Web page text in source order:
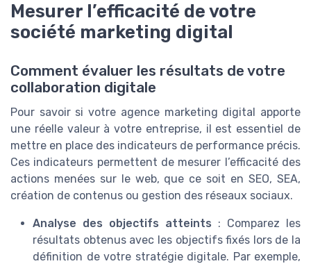
Mesurer l’efficacité de votre
société marketing digital
Comment évaluer les résultats de votre
collaboration digitale
Pour savoir si votre agence marketing digital apporte
une réelle valeur à votre entreprise, il est essentiel de
mettre en place des indicateurs de performance précis.
Ces indicateurs permettent de mesurer l’efficacité des
actions menées sur le web, que ce soit en SEO, SEA,
création de contenus ou gestion des réseaux sociaux.
Analyse des objectifs atteints : Comparez les
résultats obtenus avec les objectifs fixés lors de la
définition de votre stratégie digitale. Par exemple,